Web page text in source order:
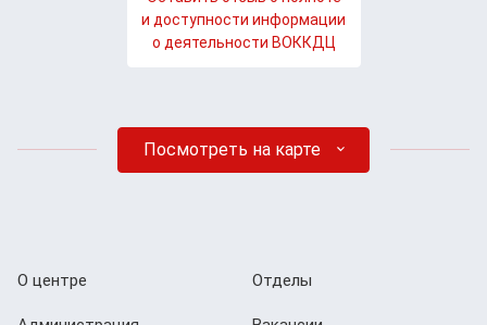
и доступности информации
о деятельности ВОККДЦ
Посмотреть на карте
О центре Отделы